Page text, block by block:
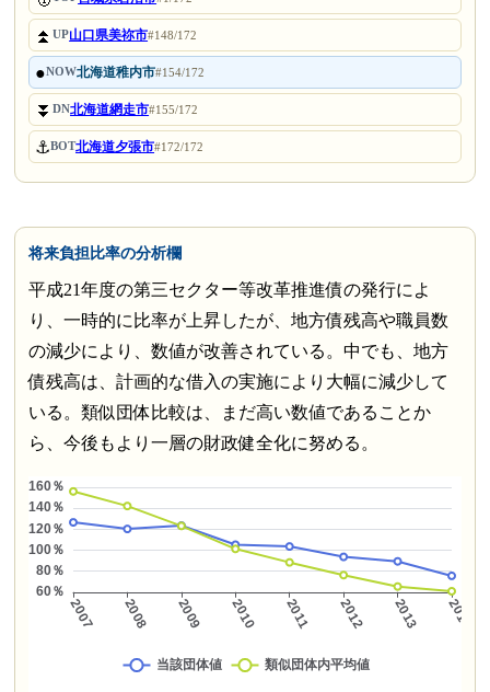
⏫UP山口県美祢市#148/172
●NOW北海道稚内市#154/172
⏬DN北海道網走市#155/172
⚓BOT北海道夕張市#172/172
将来負担比率の分析欄
平成21年度の第三セクター等改革推進債の発行によ
り、一時的に比率が上昇したが、地方債残高や職員数
の減少により、数値が改善されている。中でも、地方
債残高は、計画的な借入の実施により大幅に減少して
いる。類似団体比較は、まだ高い数値であることか
ら、今後もより一層の財政健全化に努める。